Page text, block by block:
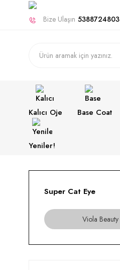
Bize Ulaşın 5388724803
Kalıcı Oje Base Coat
Yeniler!
Super Cat Eye
Viola Beauty